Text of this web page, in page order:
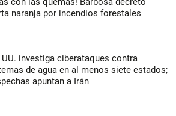
naranja por incendios forestales
UU. investiga ciberataques contra
de agua en al menos siete estados;
apuntan a Irán